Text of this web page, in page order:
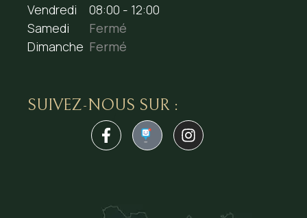
Vendredi
08:00 - 12:00
Samedi
Fermé
Dimanche Fermé
SUIVEZ-NOUS SUR :
1